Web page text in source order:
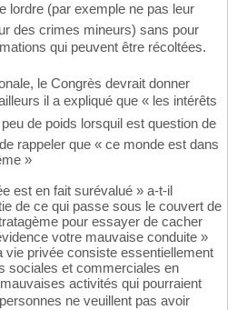
lordre (par exemple ne pas leur
des crimes mineurs) sans pour
qui peuvent être récoltées.
le Congrès devrait donner
il a expliqué que « les intérêts
de poids lorsquil est question de
rappeler que « ce monde est dans
»
est en fait surévalué » a-t-il
de ce qui passe sous le couvert de
pour essayer de cacher
votre mauvaise conduite »
vie privée consiste essentiellement
sociales et commerciales en
activités qui pourraient
ne veuillent pas avoir